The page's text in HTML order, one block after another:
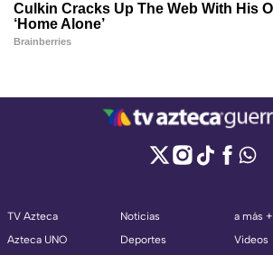
TV Azteca
Azteca UNO
Noticias
Deportes
a más +
Videos